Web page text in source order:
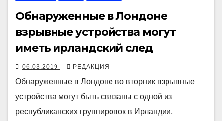
Обнаруженные в Лондоне
взрывные устройства могут
иметь ирландский след
06.03.2019 РЕДАКЦИЯ
Обнаруженные в Лондоне во вторник взрывные
устройства могут быть связаны с одной из
республиканских группировок в Ирландии,